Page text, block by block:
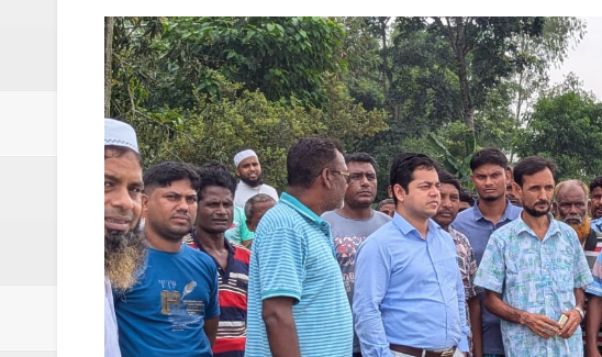
ঝিনাইগাতীতে ভাতিজাদের হামলায় চাচী নিহত; হত্যা মামলার প্রস্তুতি
‎ইসলামপুরে এতিমখানার কমিটি নিয়ে হট্টগোল, সমাজসেবা কর্মচারীর
আমরা সবই করতে চাই, তবে আমাদের হাত-পা বাঁধা; শেরপুরে ত্রাণ
ইসলামপুরে আর্থিক সাক্ষরতা ও লেনদেনে নিরাপত্তা বিষয়ক কর্মশালা
ইসলামপুরে কাঁসা শিল্প উন্নয়ন কমিটি ঘোষণা- সভাপতি উত্তম,
​ইসলামপুর মহলগিরী উচ্চ বিদ্যালয়ে নজিরবিহীন জালিয়াতি; রেজাল্ট
ইসলামপুরে তৃতীয় লিঙ্গ জনগোষ্ঠীর সক্ষমতা উন্নয়ন বিষয়ক প্রশিক্ষণ